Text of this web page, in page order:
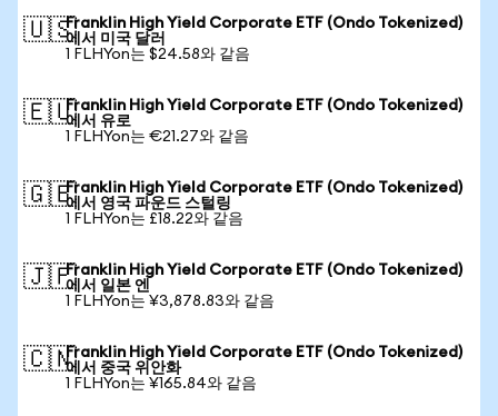
🇺🇸Franklin High Yield Corporate ETF (Ondo Tokenized)
에서 미국 달러
1 FLHYon는 $24.58와 같음
🇪🇺Franklin High Yield Corporate ETF (Ondo Tokenized)
에서 유로
1 FLHYon는 €21.27와 같음
🇬🇧Franklin High Yield Corporate ETF (Ondo Tokenized)
에서 영국 파운드 스털링
1 FLHYon는 £18.22와 같음
🇯🇵Franklin High Yield Corporate ETF (Ondo Tokenized)
에서 일본 엔
1 FLHYon는 ¥3,878.83와 같음
🇨🇳Franklin High Yield Corporate ETF (Ondo Tokenized)
에서 중국 위안화
1 FLHYon는 ¥165.84와 같음